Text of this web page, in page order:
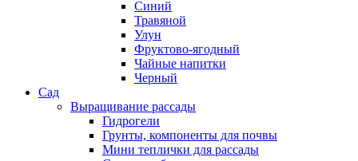
Синий
Травяной
Улун
Фруктово-ягодный
Чайные напитки
Черный
Сад
Выращивание рассады
Гидрогели
Грунты, компоненты для почвы
Мини теплички для рассады